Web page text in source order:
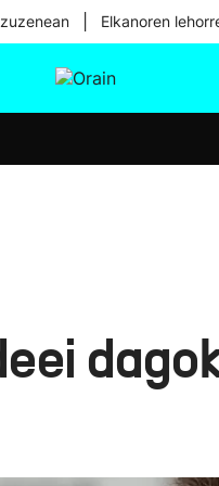
Elkanoren